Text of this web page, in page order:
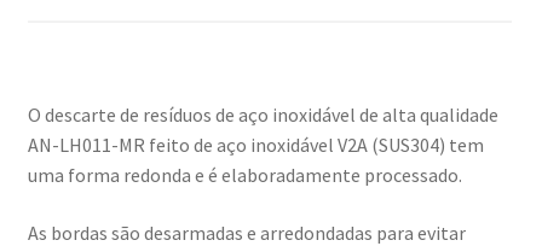
O descarte de resíduos de aço inoxidável de alta qualidade
AN-LH011-MR feito de aço inoxidável V2A (SUS304) tem
uma forma redonda e é elaboradamente processado.
As bordas são desarmadas e arredondadas para evitar